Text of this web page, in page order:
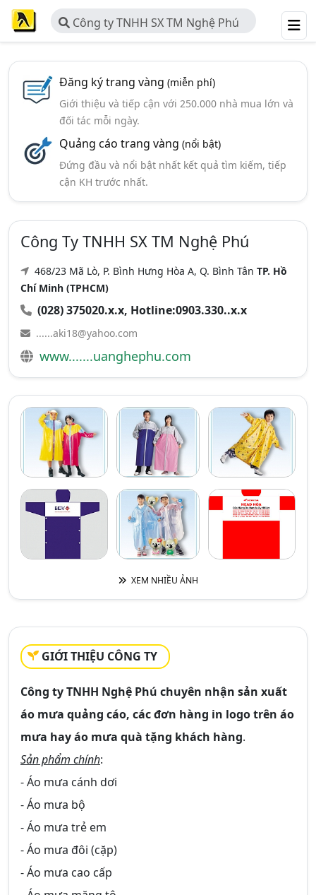
Công ty TNHH SX TM Nghệ Phú
Đăng ký trang vàng (miễn phí)
Giới thiệu và tiếp cận với 250.000 nhà mua lớn và
đối tác mỗi ngày.
Quảng cáo trang vàng (nổi bật)
Đứng đầu và nổi bật nhất kết quả tìm kiếm, tiếp
cận KH trước nhất.
Công Ty TNHH SX TM Nghệ Phú
468/23 Mã Lò, P. Bình Hưng Hòa A, Q. Bình Tân TP. Hồ
Chí Minh (TPHCM)
(028) 375020.x.x, Hotline:0903.330..x.x
......aki18@yahoo.com
www.......uanghephu.com
XEM NHIỀU ẢNH
GIỚI THIỆU CÔNG TY
Công ty TNHH Nghệ Phú chuyên nhận sản xuất
áo mưa quảng cáo, các đơn hàng in logo trên áo
mưa hay áo mưa quà tặng khách hàng.
Sản phẩm chính:
- Áo mưa cánh dơi
- Áo mưa bộ
- Áo mưa trẻ em
- Áo mưa đôi (cặp)
- Áo mưa cao cấp